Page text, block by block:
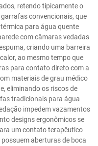
retendo tipicamente o
convencionais, que
para água quente
com câmaras vedadas
criando uma barreira
ao mesmo tempo que
para contato direto com a
materiais de grau médico
eliminando os riscos de
tradicionais para água
impedem vazamentos
designs ergonômicos se
um contato terapêutico
aberturas de boca